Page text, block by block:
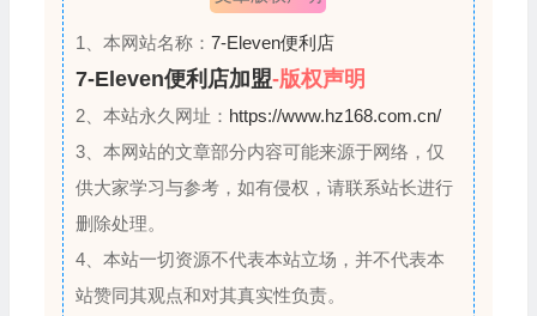
1、本网站名称： 7-Eleven便利店
7-Eleven便利店加盟-版权声明
2、本站永久网址： https://www.hz168.com.cn/
3、本网站的文章部分内容可能来源于网络，仅
供大家学习与参考，如有侵权，请联系站长进行
删除处理。
4、本站一切资源不代表本站立场，并不代表本
站赞同其观点和对其真实性负责。